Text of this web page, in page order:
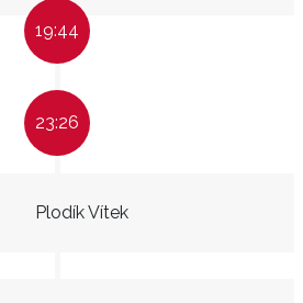
19:44
23:26
Plodík Vítek